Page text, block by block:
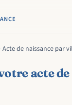
Acte de naissance par
acte de